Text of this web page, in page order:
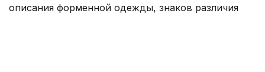
описания форменной одежды, знаков различия